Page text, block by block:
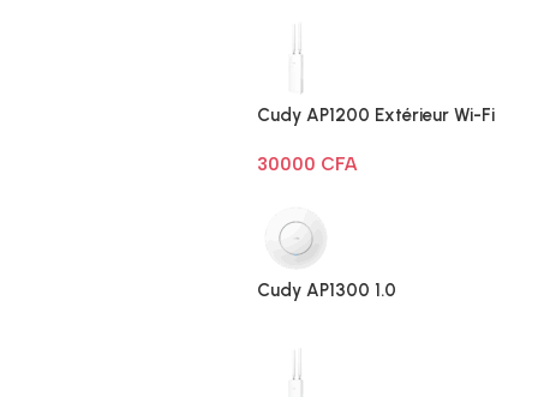
Cudy AP1200 Extérieur Wi-Fi
30000 CFA
Cudy AP1300 1.0